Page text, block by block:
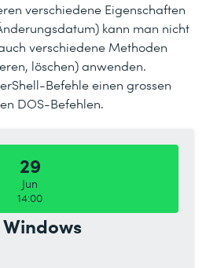
verschiedene Eigenschaften
kann man nicht
verschiedene Methoden
löschen) anwenden.
Befehle einen grossen
DOS-Befehlen.
29
Jun
14:00